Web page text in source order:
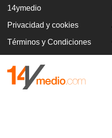
14ymedio
Privacidad y cookies
Términos y Condiciones